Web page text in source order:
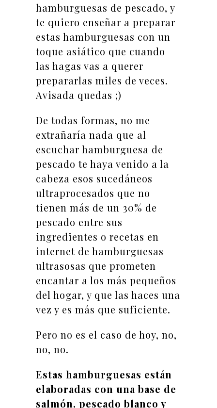
hamburguesas de pescado, y
te quiero enseñar a preparar
estas hamburguesas con un
toque asiático que cuando
las hagas vas a querer
prepararlas miles de veces.
Avisada quedas ;)
De todas formas, no me
extrañaría nada que al
escuchar hamburguesa de
pescado te haya venido a la
cabeza esos sucedáneos
ultraprocesados que no
tienen más de un 30% de
pescado entre sus
ingredientes o recetas en
internet de hamburguesas
ultrasosas que prometen
encantar a los más pequeños
del hogar, y que las haces una
vez y es más que suficiente.
Pero no es el caso de hoy, no,
no, no.
Estas hamburguesas están
elaboradas con una base de
salmón, pescado blanco y